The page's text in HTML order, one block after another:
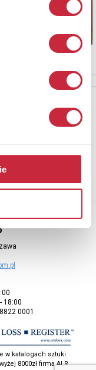
prosimy podać
18:00
0001
w katalogach sztuki
8000zł firma ALR